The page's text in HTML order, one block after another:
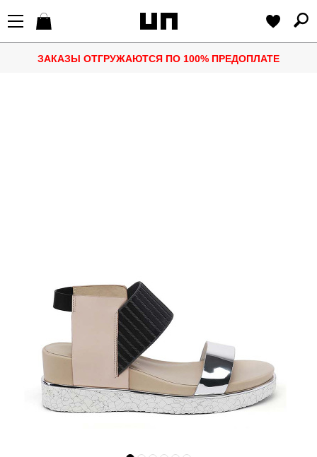
ЗАКАЗЫ ОТГРУЖАЮТСЯ ПО 100% ПРЕДОПЛАТЕ